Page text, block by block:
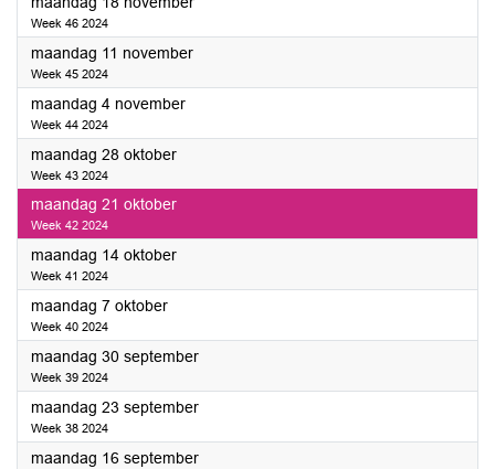
Week 46 2024
maandag 11 november2024
Week 45 2024
maandag 4 november2024
Week 44 2024
maandag 28 oktober2024
Week 43 2024
maandag 21 oktober2024
Week 42 2024
maandag 14 oktober2024
Week 41 2024
maandag 7 oktober2024
Week 40 2024
maandag 30 september2024
Week 39 2024
maandag 23 september2024
Week 38 2024
maandag 16 september2024